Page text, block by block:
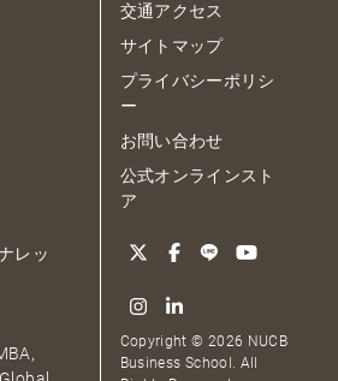
レッ
交通アクセス
サイトマップ
プライバシーポリシ
ー
お問い合わせ
公式オンラインスト
ア
Copyright © 2026 NUCB
Business School. All